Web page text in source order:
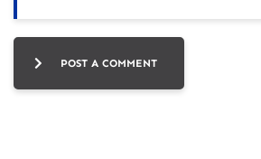
POST A COMMENT